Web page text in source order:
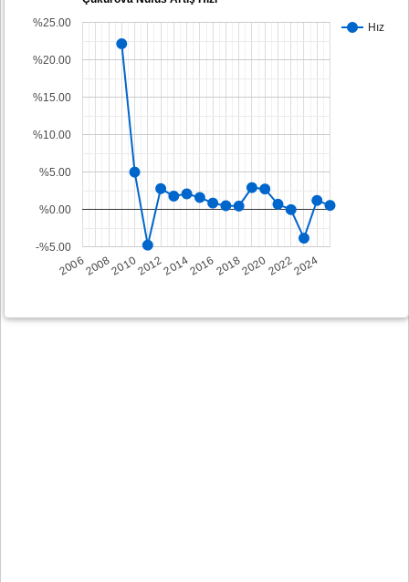
Hız
2006200820102012201420162018202020222024
-%5.00
%0.00
%5.00
%10.00
%15.00
%20.00
%25.00